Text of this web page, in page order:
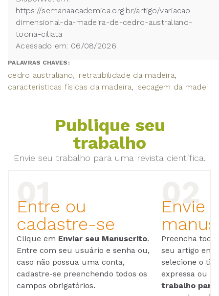
https://semanaacademica.org.br/artigo/variacao-
dimensional-da-madeira-de-cedro-australiano-
toona-ciliata
Acessado em: 06/08/2026.
PALAVRAS CHAVES:
cedro australiano
retratibilidade da madeira
características físicas da madeira
secagem da madei
Publique seu
trabalho
Envie seu trabalho para uma revista científica.
Entre ou
cadastre-se
Clique em Enviar seu Manuscrito.
Entre com seu usuário e senha ou,
caso não possua uma conta,
cadastre-se preenchendo todos os
campos obrigatórios.
Envie
Preencha
seu artigo em
selecione o
expressa ou
trabalho para